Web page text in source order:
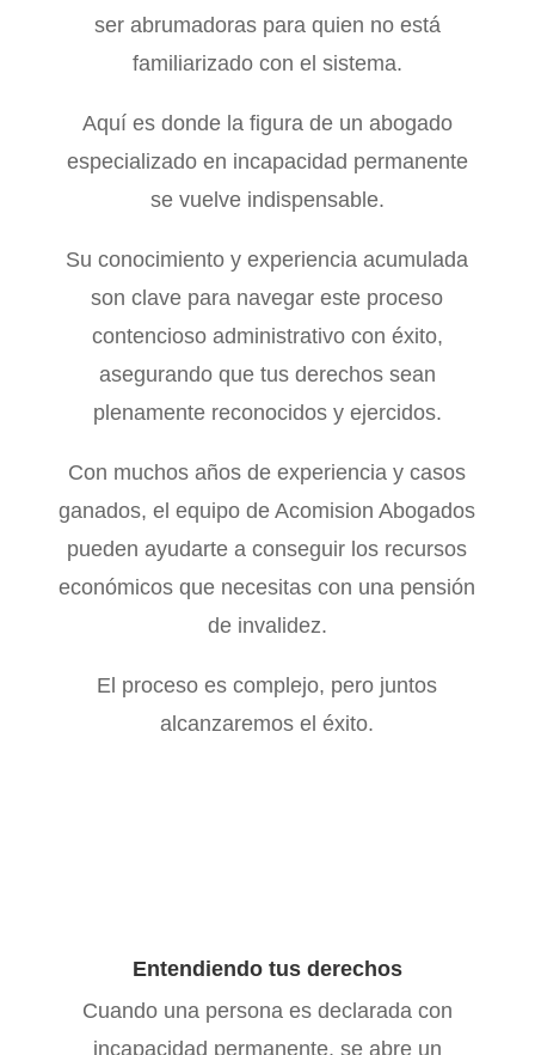
ser abrumadoras para quien no está
familiarizado con el sistema.
Aquí es donde la figura de un abogado
especializado en incapacidad permanente
se vuelve indispensable.
Su conocimiento y experiencia acumulada
son clave para navegar este proceso
contencioso administrativo con éxito,
asegurando que tus derechos sean
plenamente reconocidos y ejercidos.
Con muchos años de experiencia y casos
ganados, el equipo de Acomision Abogados
pueden ayudarte a conseguir los recursos
económicos que necesitas con una pensión
de invalidez.
El proceso es complejo, pero juntos
alcanzaremos el éxito.
Entendiendo tus derechos
Cuando una persona es declarada con
incapacidad permanente, se abre un